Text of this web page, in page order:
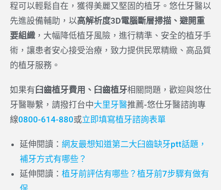
程可以輕鬆自在，獲得美麗又堅固的植牙。悠仕牙醫以
先進設備輔助，以高解析度3D電腦斷層掃描、避開重
要組織 ，大幅降低植牙風險，進行精準、安全的植牙手
術，讓患者安心接受治療，致力提供民眾精緻、高品質
的植牙服務。
如果有臼齒植牙費用、臼齒植牙相關問題，歡迎與悠仕
牙醫聯繫，請撥打台中大里牙醫推薦-悠仕牙醫諮詢專
線0800-614-880或立即填寫植牙諮詢表單
延伸閱讀： 網友最想知道第二大臼齒缺牙ptt話題，
補牙方式有哪些？
延伸閱讀： 植牙前評估有哪些？植牙前7步驟有做有